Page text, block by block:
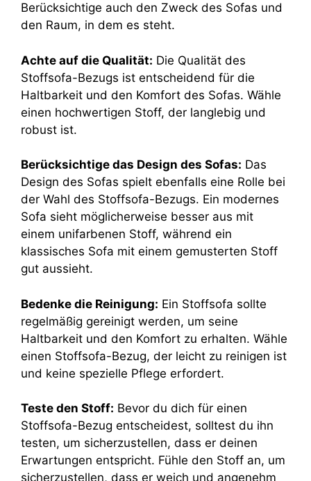
Berücksichtige auch den Zweck des Sofas und
den Raum, in dem es steht.
Achte auf die Qualität: Die Qualität des
Stoffsofa-Bezugs ist entscheidend für die
Haltbarkeit und den Komfort des Sofas. Wähle
einen hochwertigen Stoff, der langlebig und
robust ist.
Berücksichtige das Design des Sofas: Das
Design des Sofas spielt ebenfalls eine Rolle bei
der Wahl des Stoffsofa-Bezugs. Ein modernes
Sofa sieht möglicherweise besser aus mit
einem unifarbenen Stoff, während ein
klassisches Sofa mit einem gemusterten Stoff
gut aussieht.
Bedenke die Reinigung: Ein Stoffsofa sollte
regelmäßig gereinigt werden, um seine
Haltbarkeit und den Komfort zu erhalten. Wähle
einen Stoffsofa-Bezug, der leicht zu reinigen ist
und keine spezielle Pflege erfordert.
Teste den Stoff: Bevor du dich für einen
Stoffsofa-Bezug entscheidest, solltest du ihn
testen, um sicherzustellen, dass er deinen
Erwartungen entspricht. Fühle den Stoff an, um
sicherzustellen, dass er weich und angenehm